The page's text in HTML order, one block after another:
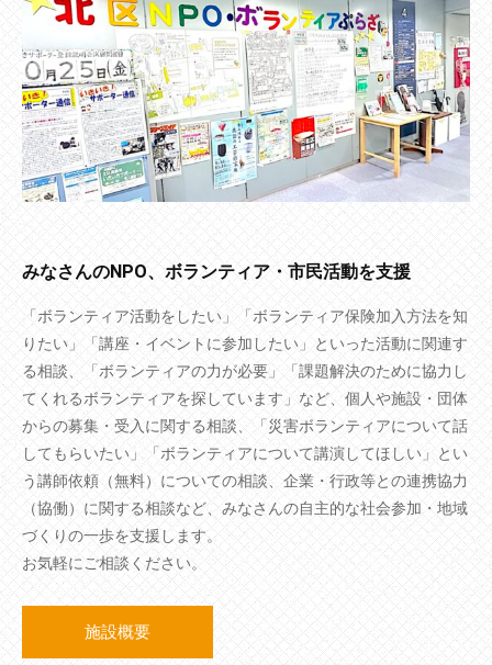
みなさんのNPO、ボランティア・市民活動を支援
「ボランティア活動をしたい」「ボランティア保険加入方法を知
りたい」「講座・イベントに参加したい」といった活動に関連す
る相談、「ボランティアの力が必要」「課題解決のために協力し
てくれるボランティアを探しています」など、個人や施設・団体
からの募集・受入に関する相談、「災害ボランティアについて話
してもらいたい」「ボランティアについて講演してほしい」とい
う講師依頼（無料）についての相談、企業・行政等との連携協力
（協働）に関する相談など、みなさんの自主的な社会参加・地域
づくりの一歩を支援します。
お気軽にご相談ください。
施設概要